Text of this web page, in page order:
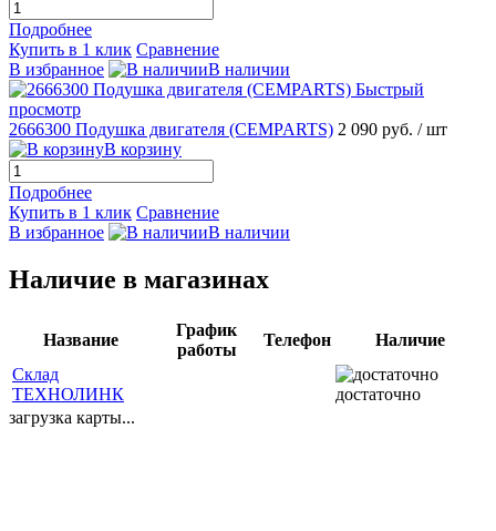
Подробнее
Купить в 1 клик Сравнение
В избранное
В наличии
Быстрый
просмотр
2666300 Подушка двигателя (CEMPARTS) 2 090 руб. / шт
В корзину
Подробнее
Купить в 1 клик Сравнение
В избранное
В наличии
Наличие в магазинах
Название
График
работы
Телефон
Наличие
Склад
ТЕХНОЛИНК
достаточно
загрузка карты...